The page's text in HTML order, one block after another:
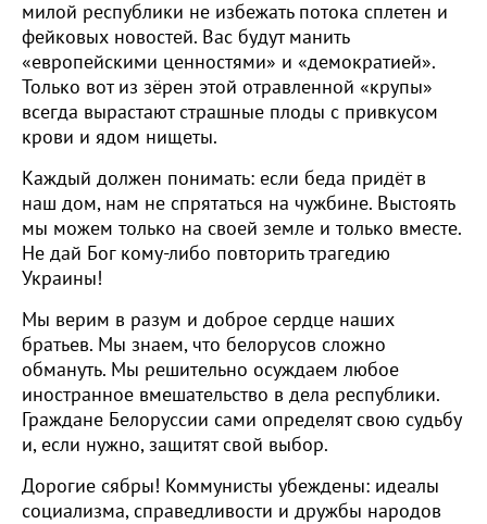
милой республики не избежать потока сплетен и
фейковых новостей. Вас будут манить
«европейскими ценностями» и «демократией».
Только вот из зёрен этой отравленной «крупы»
всегда вырастают страшные плоды с привкусом
крови и ядом нищеты.
Каждый должен понимать: если беда придёт в
наш дом, нам не спрятаться на чужбине. Выстоять
мы можем только на своей земле и только вместе.
Не дай Бог кому-либо повторить трагедию
Украины!
Мы верим в разум и доброе сердце наших
братьев. Мы знаем, что белорусов сложно
обмануть. Мы решительно осуждаем любое
иностранное вмешательство в дела республики.
Граждане Белоруссии сами определят свою судьбу
и, если нужно, защитят свой выбор.
Дорогие сябры! Коммунисты убеждены: идеалы
социализма, справедливости и дружбы народов